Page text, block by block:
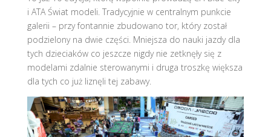
i ATA Świat modeli. Tradycyjnie w centralnym punkcie
galerii – przy fontannie zbudowano tor, który został
podzielony na dwie części. Mniejsza do nauki jazdy dla
tych dzieciaków co jeszcze nigdy nie zetknęły się z
modelami zdalnie sterowanymi i druga troszkę większa
dla tych co już liznęli tej zabawy.